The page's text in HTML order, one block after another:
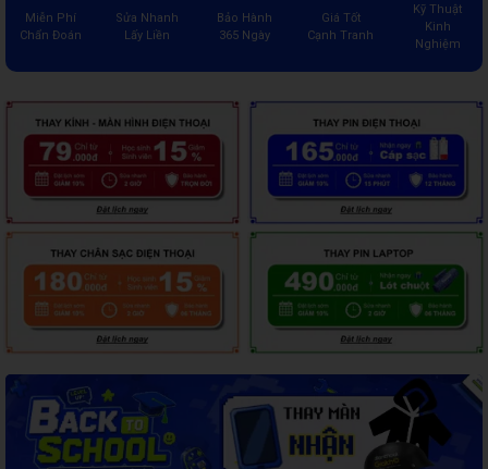
Miễn Phí
Chẩn Đoán
Sửa Nhanh
Lấy Liền
Bảo Hành
365 Ngày
Giá Tốt
Cạnh Tranh
Kỹ Thuật
Kinh
Nghiệm